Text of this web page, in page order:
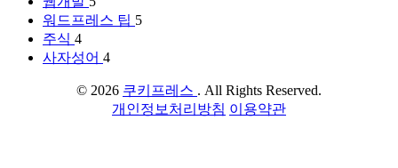
워드프레스 팁 5
주식 4
사자성어 4
© 2026 쿠키프레스 . All Rights Reserved.
개인정보처리방침 이용약관